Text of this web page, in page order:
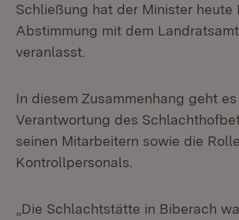
Schließung hat der Minister heute
Abstimmung mit dem
veranlasst.
In diesem Zusammenhang geht
Verantwortung des
seinen Mitarbeitern sowie die
Kontrollpersonals.
„Die Schlachtstätte in Biberach